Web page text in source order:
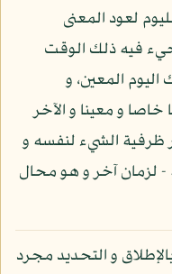
لعود المعنى
فيه ذلك الوقت
المعين، و
و معينا و الآخر
ظرفية الشيء لنفسه و
- لزمان آخر و هو محال
و التحديد مجرد